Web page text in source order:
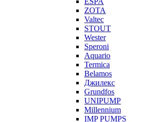
ZOTA
Valtec
STOUT
Wester
Speroni
Aquario
Termica
Belamos
Джилекс
Grundfos
UNIPUMP
Millennium
IMP PUMPS